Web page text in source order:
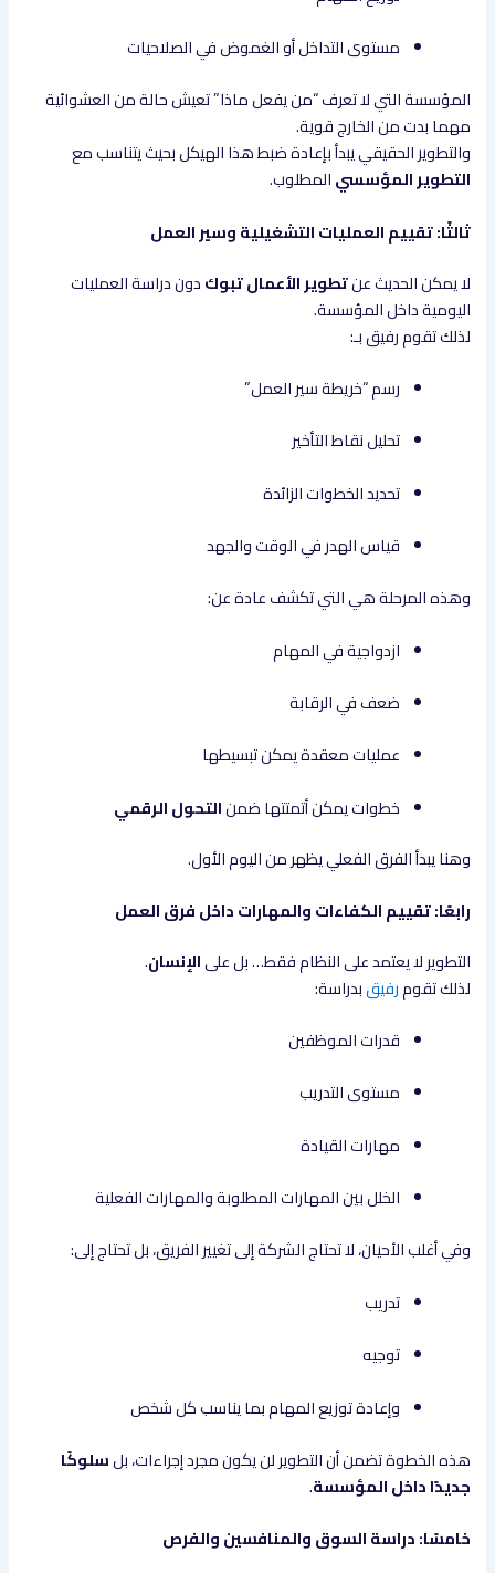
مستوى التداخل أو الغموض في الصلاحيات
المؤسسة التي لا تعرف “من يفعل ماذا” تعيش حالة من العشوائية
مهما بدت من الخارج قوية.
والتطوير الحقيقي يبدأ بإعادة ضبط هذا الهيكل بحيث يتناسب مع
التطوير المؤسسيالمطلوب.
ثالثًا: تقييم العمليات التشغيلية وسير العمل
لا يمكن الحديث عنتطوير الأعمال تبوكدون دراسة العمليات
اليومية داخل المؤسسة.
لذلك تقوم رفيق بـ:
رسم “خريطة سير العمل”
تحليل نقاط التأخير
تحديد الخطوات الزائدة
قياس الهدر في الوقت والجهد
وهذه المرحلة هي التي تكشف عادة عن:
ازدواجية في المهام
ضعف في الرقابة
عمليات معقدة يمكن تبسيطها
خطوات يمكن أتمتتها ضمنالتحول الرقمي
وهنا يبدأ الفرق الفعلي يظهر من اليوم الأول.
رابعًا: تقييم الكفاءات والمهارات داخل فرق العمل
التطوير لا يعتمد على النظام فقط… بل علىالإنسان.
لذلك تقومرفيقبدراسة:
قدرات الموظفين
مستوى التدريب
مهارات القيادة
الخلل بين المهارات المطلوبة والمهارات الفعلية
وفي أغلب الأحيان، لا تحتاج الشركة إلى تغيير الفريق، بل تحتاج إلى:
تدريب
توجيه
وإعادة توزيع المهام بما يناسب كل شخص
هذه الخطوة تضمن أن التطوير لن يكون مجرد إجراءات، بلسلوكًا
جديدًا داخل المؤسسة.
خامسًا: دراسة السوق والمنافسين والفرص